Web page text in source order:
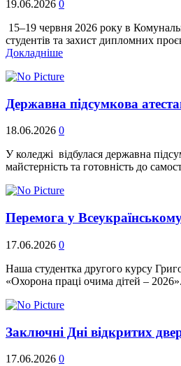
19.06.2026 0
15–19 червня 2026 року в
студентів та захист дипломних
Докладніше
Державна підсумкова
18.06.2026 0
У коледжі відбулася державна
майстерність та готовність до
Перемога у
17.06.2026 0
Наша студентка другого курсу
«Охорона праці очима дітей –
Заключні Дні відкритих
17.06.2026 0